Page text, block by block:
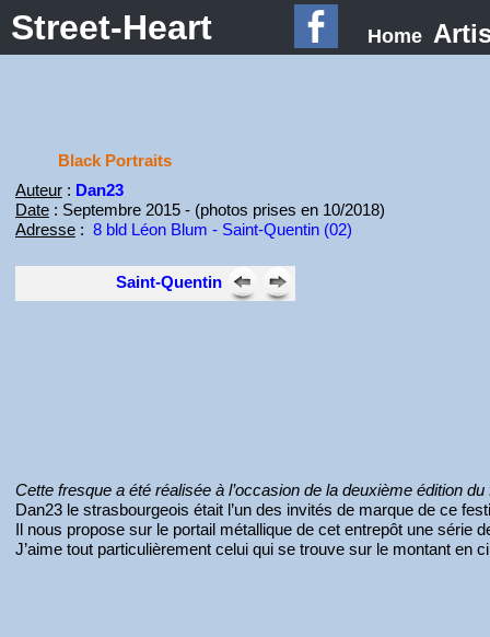
Street-Heart Home
Black Portraits
Auteur: Dan23
Date: Septembre 2015 - (photos prises en 10/2018)
Adresse: 8 bld Léon Blum - Saint-Quentin (02)
Saint-Quentin
Cette fresque a été réalisée à l’occasion de la deuxième édition
Dan23 le strasbourgeois était l’un des invités de marque de ce
Il nous propose sur le portail métallique de cet entrepôt une série
J’aime tout particulièrement celui qui se trouve sur le montant en